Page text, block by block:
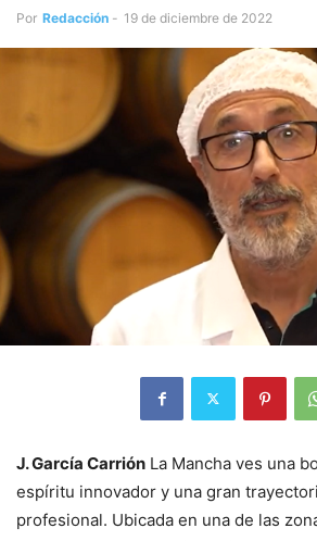
Por Redacción - 19 de diciembre de 2022
J. García Carrión La Mancha ves una
espíritu innovador y una gran
profesional. Ubicada en una de las